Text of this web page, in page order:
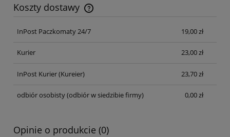
Koszty dostawy
Cena nie zawiera ewentualnych kosztów płatności
InPost Paczkomaty 24/7
19,00 zł
Kurier 23,00 zł
InPost Kurier(Kureier) 23,70 zł
odbiór osobisty(odbiór w siedzibie firmy) 0,00 zł
Opinie o produkcie (0)